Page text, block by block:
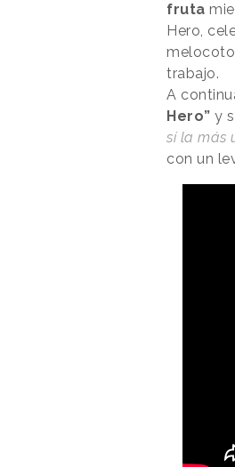
fruta
Hero,
trabajo.
A
Hero” y
sí la más
con un